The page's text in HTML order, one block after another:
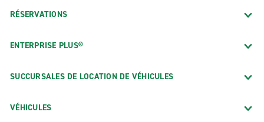
RÉSERVATIONS
ENTERPRISE PLUS®
SUCCURSALES DE LOCATION DE VÉHICULES
VÉHICULES